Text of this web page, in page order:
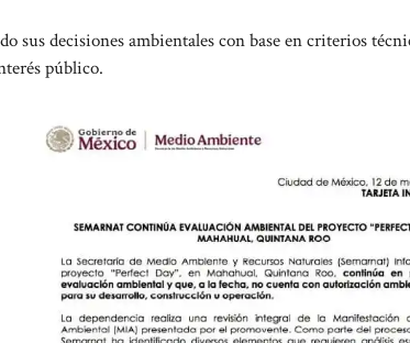
sus decisiones ambientales con base en criterios
público.